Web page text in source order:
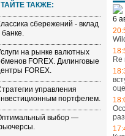
ТАКЖЕ:
сбережений - вклад
банке.
на рынке валютных
FOREX. Дилинговые
FOREX.
управления
портфелем.
выбор —
6
Re
раз